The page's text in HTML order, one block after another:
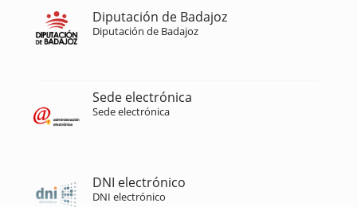
Diputación de Badajoz
Diputación de Badajoz
Sede electrónica
Sede electrónica
DNI electrónico
DNI electrónico